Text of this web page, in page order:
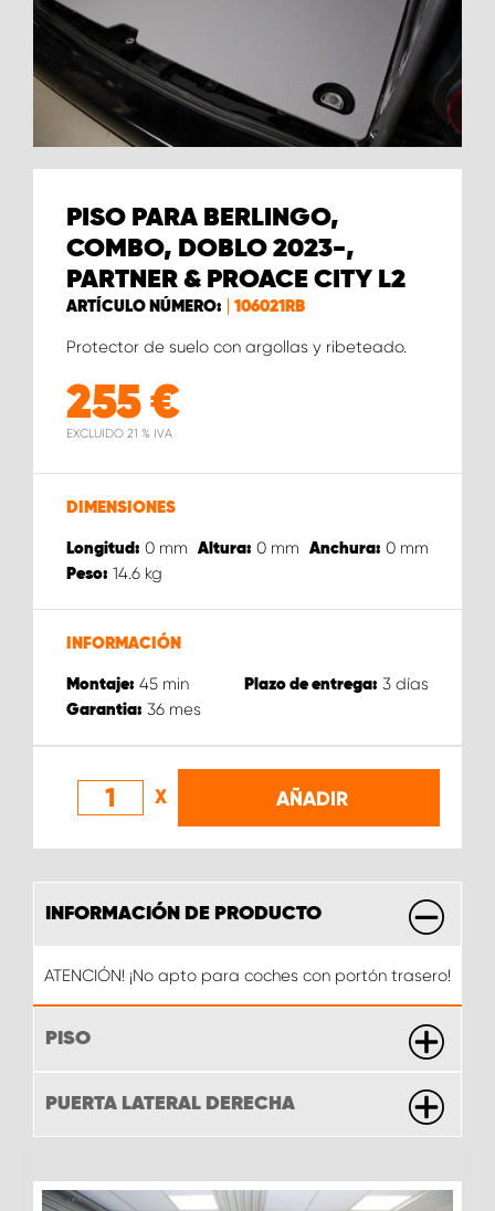
PISO PARA BERLINGO,
COMBO, DOBLO 2023-,
PARTNER & PROACE CITY L2
ARTÍCULO NÚMERO: 106021RB
Protector de suelo con argollas y ribeteado.
255€
EXCLUIDO 21 % IVA
DIMENSIONES
Longitud: 0 mm Altura: 0 mm Anchura: 0 mm
Peso: 14.6 kg
INFORMACIÓN
Montaje: 45 min Plazo de entrega: 3 días
Garantia: 36 mes
X AÑADIR
INFORMACIÓN DE PRODUCTO
ATENCIÓN! ¡No apto para coches con portón trasero!
PISO
PUERTA LATERAL DERECHA